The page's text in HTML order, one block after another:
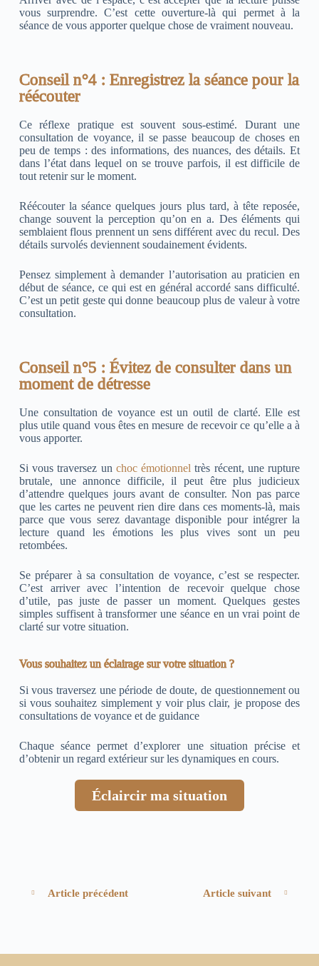
vous surprendre. C’est cette ouverture-là qui permet à la
séance de vous apporter quelque chose de vraiment nouveau.
Conseil n°4 : Enregistrez la séance pour la
réécouter
Ce réflexe pratique est souvent sous-estimé. Durant une
consultation de voyance, il se passe beaucoup de choses en
peu de temps : des informations, des nuances, des détails. Et
dans l’état dans lequel on se trouve parfois, il est difficile de
tout retenir sur le moment.
Réécouter la séance quelques jours plus tard, à tête reposée,
change souvent la perception qu’on en a. Des éléments qui
semblaient flous prennent un sens différent avec du recul. Des
détails survolés deviennent soudainement évidents.
Pensez simplement à demander l’autorisation au praticien en
début de séance, ce qui est en général accordé sans difficulté.
C’est un petit geste qui donne beaucoup plus de valeur à votre
consultation.
Conseil n°5 : Évitez de consulter dans un
moment de détresse
Une consultation de voyance est un outil de clarté. Elle est
plus utile quand vous êtes en mesure de recevoir ce qu’elle a à
vous apporter.
Si vous traversez un choc émotionnel très récent, une rupture
brutale, une annonce difficile, il peut être plus judicieux
d’attendre quelques jours avant de consulter. Non pas parce
que les cartes ne peuvent rien dire dans ces moments-là, mais
parce que vous serez davantage disponible pour intégrer la
lecture quand les émotions les plus vives sont un peu
retombées.
Se préparer à sa consultation de voyance, c’est se respecter.
C’est arriver avec l’intention de recevoir quelque chose
d’utile, pas juste de passer un moment. Quelques gestes
simples suffisent à transformer une séance en un vrai point de
clarté sur votre situation.
Vous souhaitez un éclairage sur votre situation ?
Si vous traversez une période de doute, de questionnement ou
si vous souhaitez simplement y voir plus clair, je propose des
consultations de voyance et de guidance
Chaque séance permet d’explorer une situation précise et
d’obtenir un regard extérieur sur les dynamiques en cours.
Éclaircir ma situation
Article précédent Article suivant